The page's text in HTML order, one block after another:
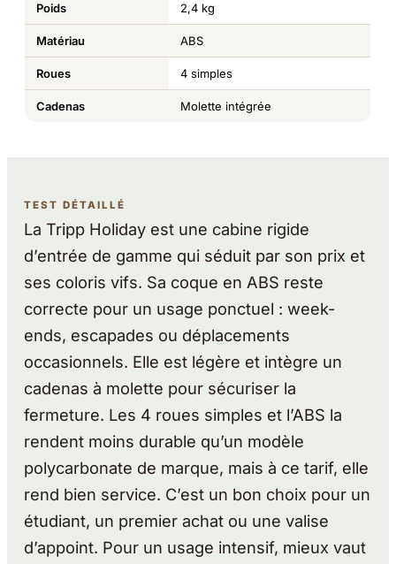
Poids 2,4 kg
Matériau ABS
Roues 4 simples
Cadenas Molette intégrée
TEST DÉTAILLÉ
La Tripp Holiday est une cabine rigide
d’entrée de gamme qui séduit par son prix et
ses coloris vifs. Sa coque en ABS reste
correcte pour un usage ponctuel : week-
ends, escapades ou déplacements
occasionnels. Elle est légère et intègre un
cadenas à molette pour sécuriser la
fermeture. Les 4 roues simples et l’ABS la
rendent moins durable qu’un modèle
polycarbonate de marque, mais à ce tarif, elle
rend bien service. C’est un bon choix pour un
étudiant, un premier achat ou une valise
d’appoint. Pour un usage intensif, mieux vaut